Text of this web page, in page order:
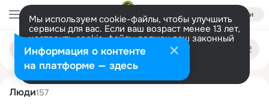
Войти
Мы используем cookie-файлы, чтобы улучшить
сервисы для вас. Если ваш возраст менее 13 лет,
настроить cookie-файлы должен ваш законный
представитель. Больше информации
Разрешить все Настроить
Поиск
людям
roman milovanov
Люди157
Информация о контенте
на платформе — здесь